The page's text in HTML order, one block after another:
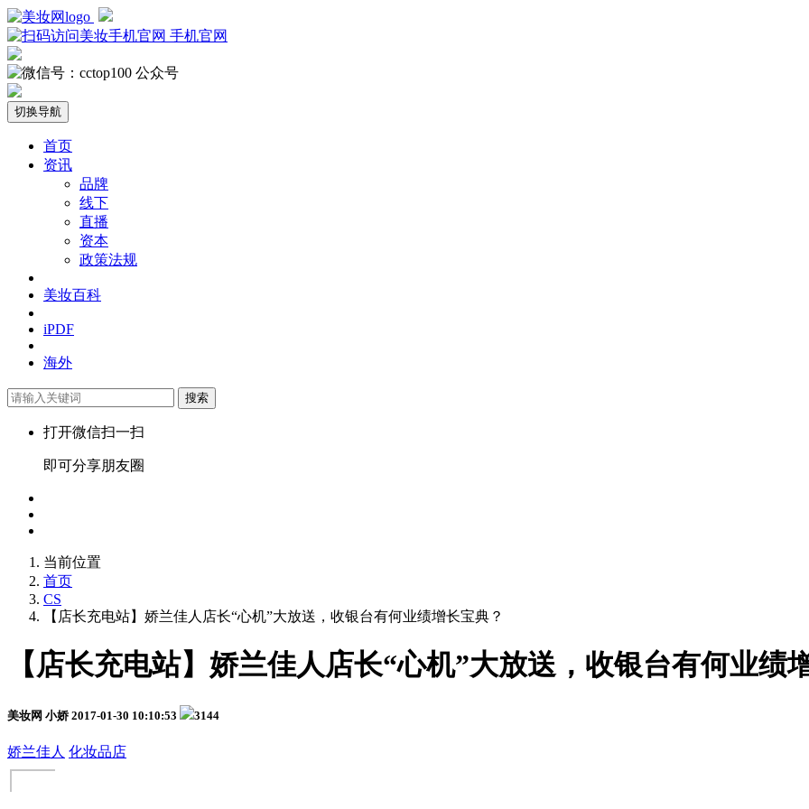
手机官网
公众号
切换导航
首页
资讯
品牌
线下
直播
资本
政策法规
美妆百科
iPDF
海外
搜索
打开微信扫一扫
即可分享朋友圈
当前位置
首页
CS
【店长充电站】娇兰佳人店长“心机”大放送，收银台有何业绩增长宝典？
【店长充电站】娇兰佳人店长“心机”大放送，收银台有何业绩
美妆网 小娇 2017-01-30 10:10:53 3144
娇兰佳人 化妆品店